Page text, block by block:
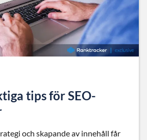
tips för SEO-
och skapande av innehåll får